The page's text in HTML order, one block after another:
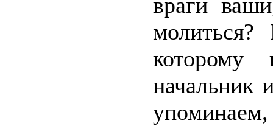
враги
молиться?
которому
начальник
упоминаем,